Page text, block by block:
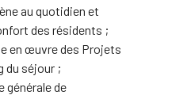
au quotidien et
des résidents ;
en œuvre des Projets
du séjour ;
générale de